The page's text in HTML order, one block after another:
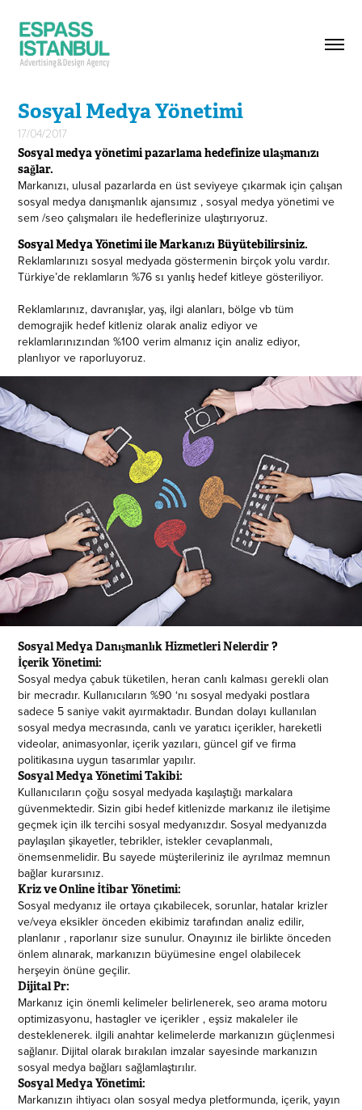
Sosyal Medya Yönetimi
17/04/2017
Sosyal medya yönetimi pazarlama hedefinize ulaşmanızı
sağlar.
Markanızı, ulusal pazarlarda en üst seviyeye çıkarmak için çalışan
sosyal medya danışmanlık ajansımız , sosyal medya yönetimi ve
sem /seo çalışmaları ile hedeflerinize ulaştırıyoruz.
Sosyal Medya Yönetimi ile Markanızı Büyütebilirsiniz.
Reklamlarınızı sosyal medyada göstermenin birçok yolu vardır.
Türkiye’de reklamların %76 sı yanlış hedef kitleye gösteriliyor.
Reklamlarınız, davranışlar, yaş, ilgi alanları, bölge vb tüm
demograjik hedef kitleniz olarak analiz ediyor ve
reklamlarınızından %100 verim almanız için analiz ediyor,
planlıyor ve raporluyoruz.
Sosyal Medya Danışmanlık Hizmetleri Nelerdir ?
İçerik Yönetimi:
Sosyal medya çabuk tüketilen, heran canlı kalması gerekli olan
bir mecradır. Kullanıcıların %90 ‘nı sosyal medyaki postlara
sadece 5 saniye vakit ayırmaktadır. Bundan dolayı kullanılan
sosyal medya mecrasında, canlı ve yaratıcı içerikler, hareketli
videolar, animasyonlar, içerik yazıları, güncel gif ve firma
politikasına uygun tasarımlar yapılır.
Sosyal Medya Yönetimi Takibi:
Kullanıcıların çoğu sosyal medyada kaşılaştığı markalara
güvenmektedir. Sizin gibi hedef kitlenizde markanız ile iletişime
geçmek için ilk tercihi sosyal medyanızdır. Sosyal medyanızda
paylaşılan şikayetler, tebrikler, istekler cevaplanmalı,
önemsenmelidir. Bu sayede müşterileriniz ile ayrılmaz memnun
bağlar kurarsınız.
Kriz ve Online İtibar Yönetimi:
Sosyal medyanız ile ortaya çıkabilecek, sorunlar, hatalar krizler
ve/veya eksikler önceden ekibimiz tarafından analiz edilir,
planlanır , raporlanır size sunulur. Onayınız ile birlikte önceden
önlem alınarak, markanızın büyümesine engel olabilecek
herşeyin önüne geçilir.
Dijital Pr:
Markanız için önemli kelimeler belirlenerek, seo arama motoru
optimizasyonu, hastagler ve içerikler , eşsiz makaleler ile
desteklenerek. ilgili anahtar kelimelerde markanızın güçlenmesi
sağlanır. Dijital olarak bırakılan imzalar sayesinde markanızın
sosyal medya bağları sağlamlaştırılır.
Sosyal Medya Yönetimi:
Markanızın ihtiyacı olan sosyal medya pletformunda, içerik, yayın